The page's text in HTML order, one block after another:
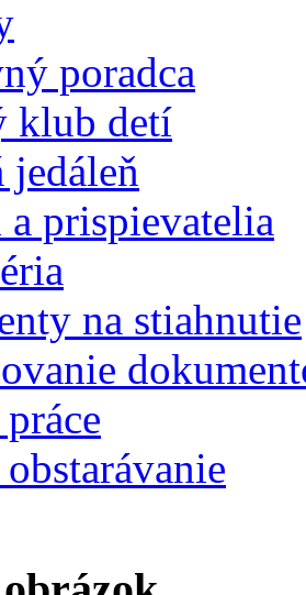
poradca
klub detí
jedáleň
a prispievatelia
na stiahnutie